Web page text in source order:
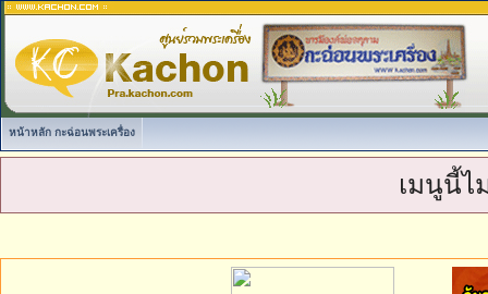
หน้าหลัก กะฉ่อนพระเครื่อง
เมนูนี้ไ